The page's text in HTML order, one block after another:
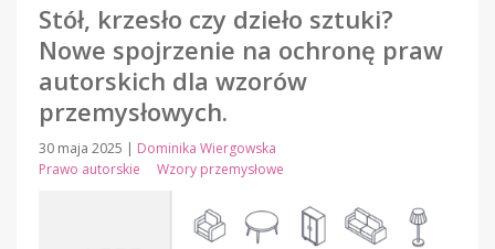
Stół, krzesło czy dzieło sztuki?
Nowe spojrzenie na ochronę praw
autorskich dla wzorów
przemysłowych.
30 maja 2025 | Dominika Wiergowska
Prawo autorskie
Wzory przemysłowe